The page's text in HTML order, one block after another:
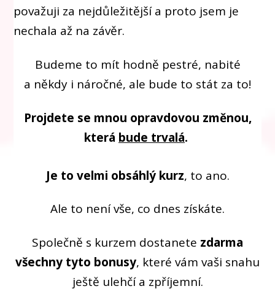
považuji za nejdůležitější a proto jsem je
nechala až na závěr.
Budeme to mít hodně pestré, nabité
a někdy i náročné, ale bude to stát za to!
Projdete se mnou opravdovou změnou,
která bude trvalá.
Je to velmi obsáhlý kurz, to ano.
Ale to není vše, co dnes získáte.
Společně s kurzem dostanete zdarma
všechny tyto bonusy, které vám vaši snahu
ještě ulehčí a zpříjemní.